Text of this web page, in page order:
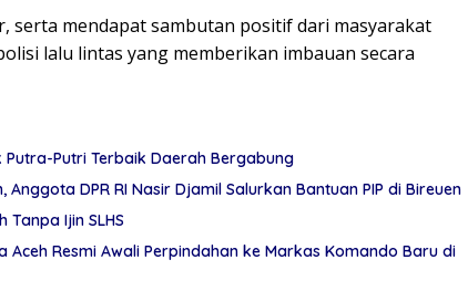
serta mendapat sambutan positif dari masyarakat
lalu lintas yang memberikan imbauan secara
Putra-Putri Terbaik Daerah Bergabung
DPR RI Nasir Djamil Salurkan Bantuan PIP di Bireuen
Tanpa Ijin SLHS
Aceh Resmi Awali Perpindahan ke Markas Komando Baru di